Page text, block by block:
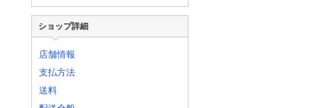
ショップ詳細
店舗情報
支払方法
送料